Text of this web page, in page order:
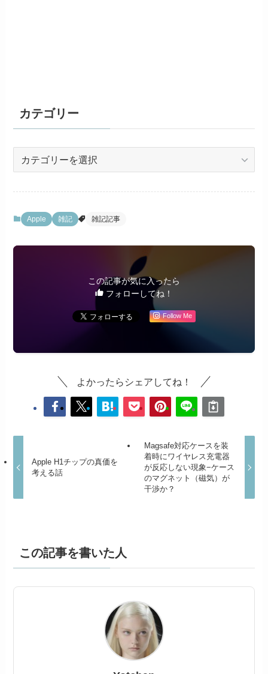
カテゴリー
ー Apple 雑記 雑記記事
この記事が気に入ったら
フォローしてね！
Follow Me
よかったらシェアしてね！
Apple H1チップの真価を
考える話
Magsafe対応ケースを装
着時にワイヤレス充電器
が反応しない現象−ケース
のマグネット（磁気）が
干渉か？
この記事を書いた人